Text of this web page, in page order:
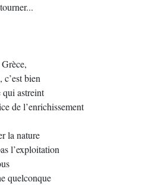
bien
qui astreint
de l’enrichissement
la nature
l’exploitation
quelconque